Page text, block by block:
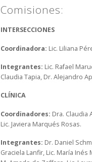
Comisiones:
INTERSECCIONES
Coordinadora: Lic. Liliana
Integrantes: Lic. Rafael
Claudia Tapia, Dr. Alejandro
CLÍNICA
Coordinadores: Dra. Claudia
Lic. Javiera Marqués Rosas.
Integrantes: Dr. Daniel
Graciela Lanfir, Lic. María